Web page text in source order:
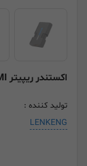
اکستندر ریپیتر HDMI لنکنگ LENKENG LKV168
تولید کننده :
LENKENG